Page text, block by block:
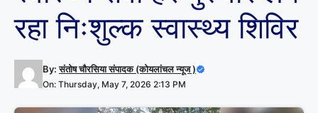
रहा निःशुल्क स्वास्थ्य शिविर
By:संतोष चौरसिया संपादक (कोयलांचल न्यूज )
On: Thursday, May 7, 2026 2:13 PM